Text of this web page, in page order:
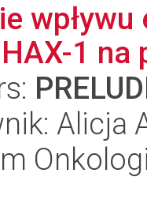
HAX-1
Alicja